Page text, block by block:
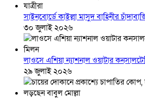
সাইনবোর্ডে কাইল্লা মাসুদ বাহিনীর
৩০ জুলাই ২০২৬
লাওসে এশিয়া ন্যাশনাল ওয়াটার
২৯ জুলাই ২০২৬